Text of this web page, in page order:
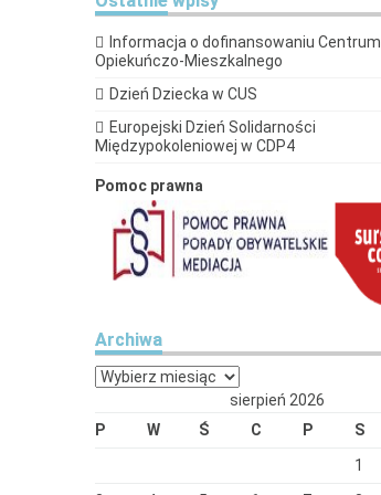
Informacja o dofinansowaniu Centrum
Opiekuńczo-Mieszkalnego
Dzień Dziecka w CUS
Europejski Dzień Solidarności
Międzypokoleniowej w CDP4
Pomoc prawna
Archiwa
Archiwa
sierpień 2026
P
W Ś C P S
1